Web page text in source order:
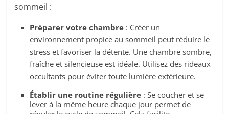
sommeil :
Préparer votre chambre : Créer un
environnement propice au sommeil peut réduire le
stress et favoriser la détente. Une chambre sombre,
fraîche et silencieuse est idéale. Utilisez des rideaux
occultants pour éviter toute lumière extérieure.
Établir une routine régulière : Se coucher et se
lever à la même heure chaque jour permet de